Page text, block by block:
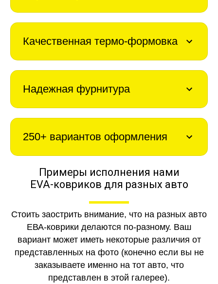
Качественная термо-формовка
Надежная фурнитура
250+ вариантов оформления
Примеры исполнения нами
EVA-ковриков для разных авто
Стоить заострить внимание, что на разных авто
ЕВА-коврики делаются по-разному. Ваш
вариант может иметь некоторые различия от
представленных на фото (конечно если вы не
заказываете именно на тот авто, что
представлен в этой галерее).